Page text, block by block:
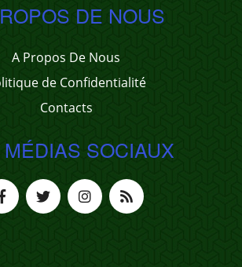
DE NOUS
A Propos De Nous
de Confidentialité
Contacts
SOCIAUX